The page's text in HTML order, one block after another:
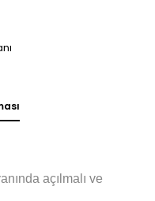
açılmalı ve